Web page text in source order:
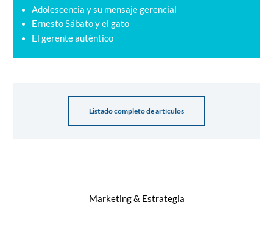
Adolescencia y su mensaje gerencial
Ernesto Sábato y el gato
El gerente auténtico
Listado completo de artículos
Marketing & Estrategia